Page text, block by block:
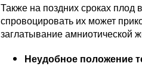
Также на поздних сроках
спровоцировать их может
заглатывание амниотической
Неудобное положение